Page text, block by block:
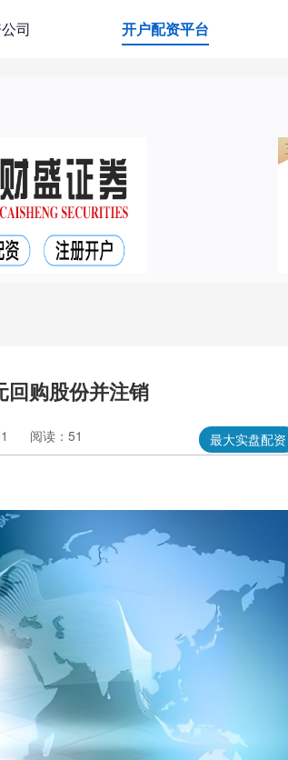
司 开户配资平台
回购股份并注销
最大实盘配资
阅读：51